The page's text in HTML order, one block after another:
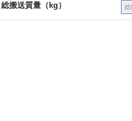
総搬送質量（kg）